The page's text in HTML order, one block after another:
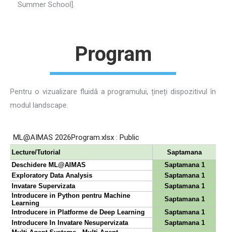
Summer School].
Program
Pentru o vizualizare fluidă a programului, țineți dispozitivul în
modul landscape.